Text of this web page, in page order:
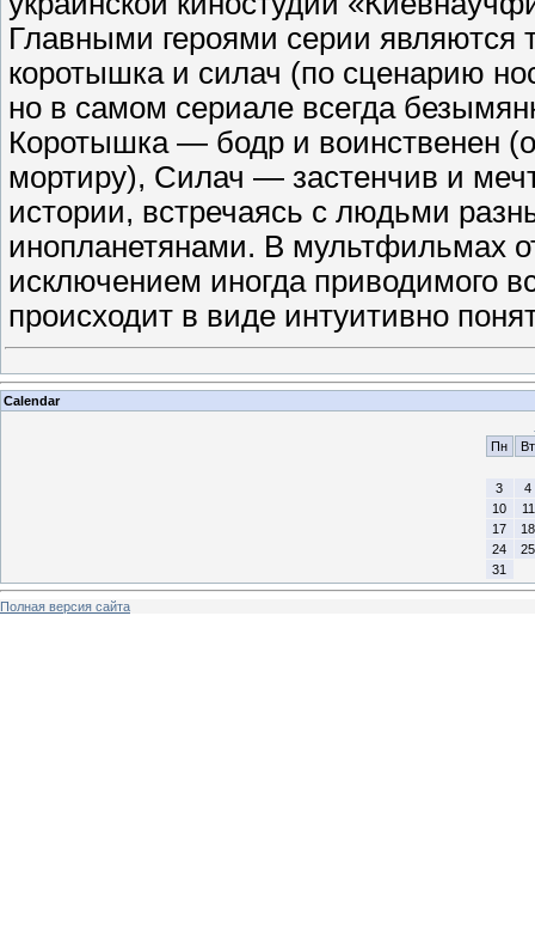
Главными героями серии являются
коротышка и силач (по сценарию
но в самом сериале всегда
Коротышка — бодр и воинственен
мортиру), Силач — застенчив и
истории, встречаясь с людьми
инопланетянами. В мультфильмах
исключением иногда приводимого
происходит в виде интуитивно
Calendar
Пн
Вт
3
4
10
11
17
18
24
25
31
Полная версия сайта